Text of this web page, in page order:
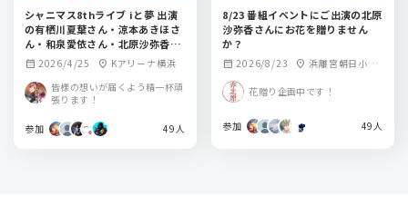
シャニマス8thライブ iと夢 出演
の有栖川夏葉さん・涼本あきほさ
ん・和泉愛依さん・北原沙弥香さ
ん・郁田はるきさん・小澤麗那さ
ん・緋田美琴さん・山根綺さんに
フラワースタンドを贈りません
か？
calendar_month 2026/4/25 location_on Kアリーナ横浜
皆様の想いが届くよう精一杯頑
張ります！
参加 49人
8/23 番組イベントにご出演の北原
沙弥香さんにお花を贈りません
か？
calendar_month 2026/8/23 location_on 浜離宮朝日小ホ
花贈り企画中です！
参加 49人